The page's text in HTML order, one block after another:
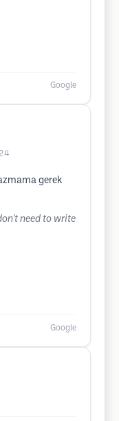
Google
gerek
need to write
Google